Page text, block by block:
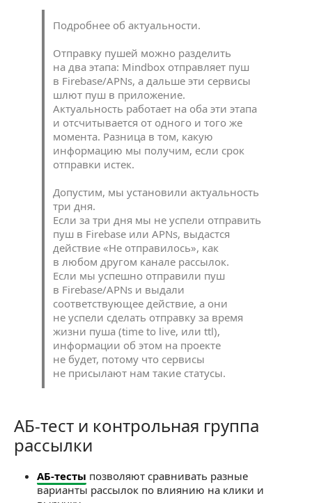
Подробнее об актуальности.
Отправку пушей можно разделить
на два этапа: Mindbox отправляет пуш
в Firebase/APNs, а дальше эти сервисы
шлют пуш в приложение.
Актуальность работает на оба эти этапа
и отсчитывается от одного и того же
момента. Разница в том, какую
информацию мы получим, если срок
отправки истек.
Допустим, мы установили актуальность
три дня.
Если за три дня мы не успели отправить
пуш в Firebase или APNs, выдастся
действие «Не отправилось», как
в любом другом канале рассылок.
Если мы успешно отправили пуш
в Firebase/APNs и выдали
соответствующее действие, а они
не успели сделать отправку за время
жизни пуша (time to live, или ttl),
информации об этом на проекте
не будет, потому что сервисы
не присылают нам такие статусы.
АБ-тест и контрольная группа рассылки
АБ-тест и контрольная группа
рассылки
АБ-тесты позволяют сравнивать разные
варианты рассылок по влиянию на клики и